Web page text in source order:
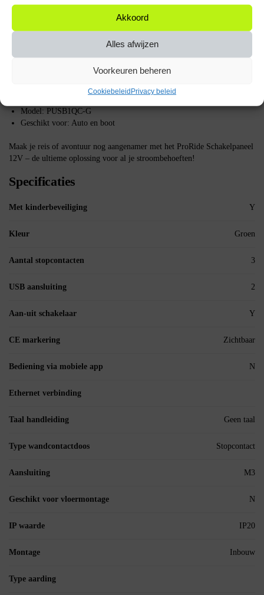
Akkoord
Alles afwijzen
Voorkeuren beheren
CookiebeleidPrivacy beleid
Welke apparaten kan ik aansluiten op de schakelaars?Je kunt
vrijwel elk 12V apparaat aansluiten, zoals verlichting, koelboxen en
andere elektrische apparaten.
USB poorten: 2 (QC3.0)
Model: PUSB1QC-G
Geschikt voor: Auto en boot
Maak je reis of avontuur nog aangenamer met het ProRide Schakelpaneel
12V – de ultieme oplossing voor al je stroombehoeften!
Specificaties
Met kinderbeveiliging Y
Kleur Groen
Aantal stopcontacten 3
USB aansluiting 2
Aan-uit schakelaar Y
CE markering Zichtbaar
Bediening via mobiele app N
Ethernet verbinding
Taal handleiding Geen taal
Type wandcontactdoos Stopcontact
Aansluiting M3
Geschikt voor vloermontage N
IP waarde IP20
Montage Inbouw
Type aarding